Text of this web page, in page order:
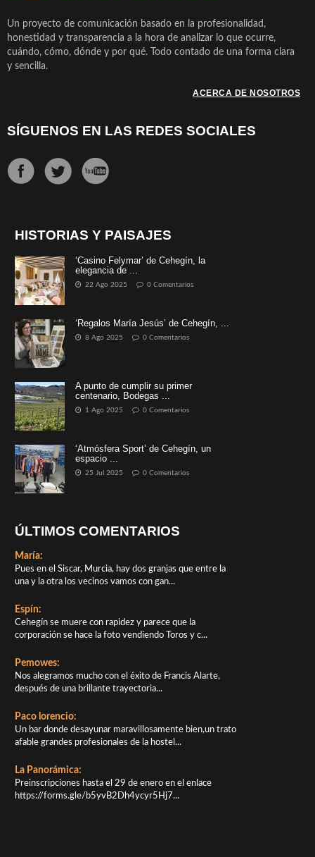
Un proyecto de comunicación basado en la profesionalidad,
honestidad y transparencia a la hora de analizar lo que ocurre,
cuándo, cómo, dónde y por qué. Todo contado de una forma clara
y sencilla.
ACERCA DE NOSOTROS
SÍGUENOS EN LAS REDES SOCIALES
HISTORIAS Y PAISAJES
‘Casino Felymar’ de Cehegín, la
elegancia de ...
22 Ago 2025 0 Comentarios
‘Regalos María Jesús’ de Cehegín, ...
8 Ago 2025 0 Comentarios
A punto de cumplir su primer
centenario, Bodegas ...
1 Ago 2025 0 Comentarios
‘Atmósfera Sport’ de Cehegín, un
espacio ...
25 Jul 2025 0 Comentarios
ÚLTIMOS COMENTARIOS
María:
Pues en el Siscar, Murcia, hay dos granjas que entre la
una y la otra los vecinos vamos con gan...
Espín:
Cehegín se muere con rapidez y parece que la
corporación se hace la foto vendiendo Toros y c...
Pemowes:
Nos alegramos mucho con el éxito de Francis Alarte,
después de una brillante trayectoria...
Paco lorencio:
Un bar donde desayunar maravillosamente bien,un trato
afable grandes profesionales de la hostel...
La Panorámica:
Preinscripciones hasta el 29 de enero en el enlace
https://forms.gle/b5yvB2Dh4ycyr5Hj7...